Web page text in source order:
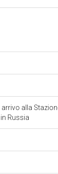
alla
Russia